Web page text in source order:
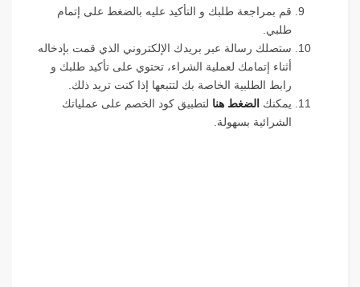
قم بمراجعة طلبك و التأكيد عليه بالضغط على إتمام
طلبي.
ستصلك رسالة عبر بريدك الإلكتروني الذي قمت بإدخاله
أثناء إتمامك لعملية الشراء، تحتوي على تأكيد طلبك و
رابط الطلبية الخاصة بك لتتبعها إذا كنت تريد ذلك.
يمكنك الضغط هنالتطبيق كود الخصم على عملياتك
الشرائية بسهولة.